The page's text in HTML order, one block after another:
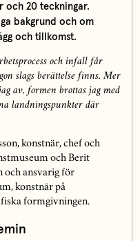
och 20 teckningar.
bakgrund och om
och tillkomst.
och infall får
slags berättelse finns. Mer
av, formen brottas jag med
landningspunkter där
konstnär, chef och
och Berit
och ansvarig för
konstnär på
formgivningen.